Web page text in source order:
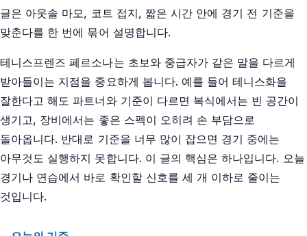
글은 아웃솔 마모, 코트 접지, 짧은 시간 안에 경기 전 기준을
맞춘다를 한 번에 묶어 설명합니다.
테니스프렌즈 페르소나는 초보와 중급자가 같은 말을 다르게
받아들이는 지점을 중요하게 봅니다. 예를 들어 테니스화을
잘한다고 해도 파트너와 기준이 다르면 복식에서는 빈 공간이
생기고, 장비에서는 좋은 스펙이 오히려 손 부담으로
돌아옵니다. 반대로 기준을 너무 많이 잡으면 경기 중에는
아무것도 실행하지 못합니다. 이 글의 핵심은 하나입니다. 오늘
경기나 연습에서 바로 확인할 신호를 세 개 이하로 줄이는
것입니다.